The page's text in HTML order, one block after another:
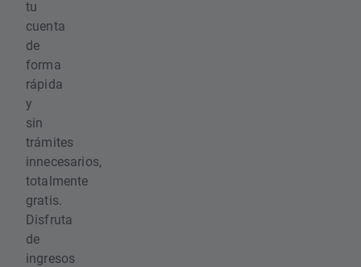
tu
cuenta
de
forma
rápida
y
sin
trámites
innecesarios,
totalmente
gratis.
Disfruta
de
ingresos